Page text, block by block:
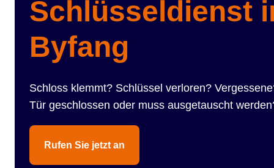
Schlüsseldienst
Byfang
Schloss klemmt? Schlüssel verloren?
Tür geschlossen oder muss ausgetauscht
Rufen Sie jetzt an